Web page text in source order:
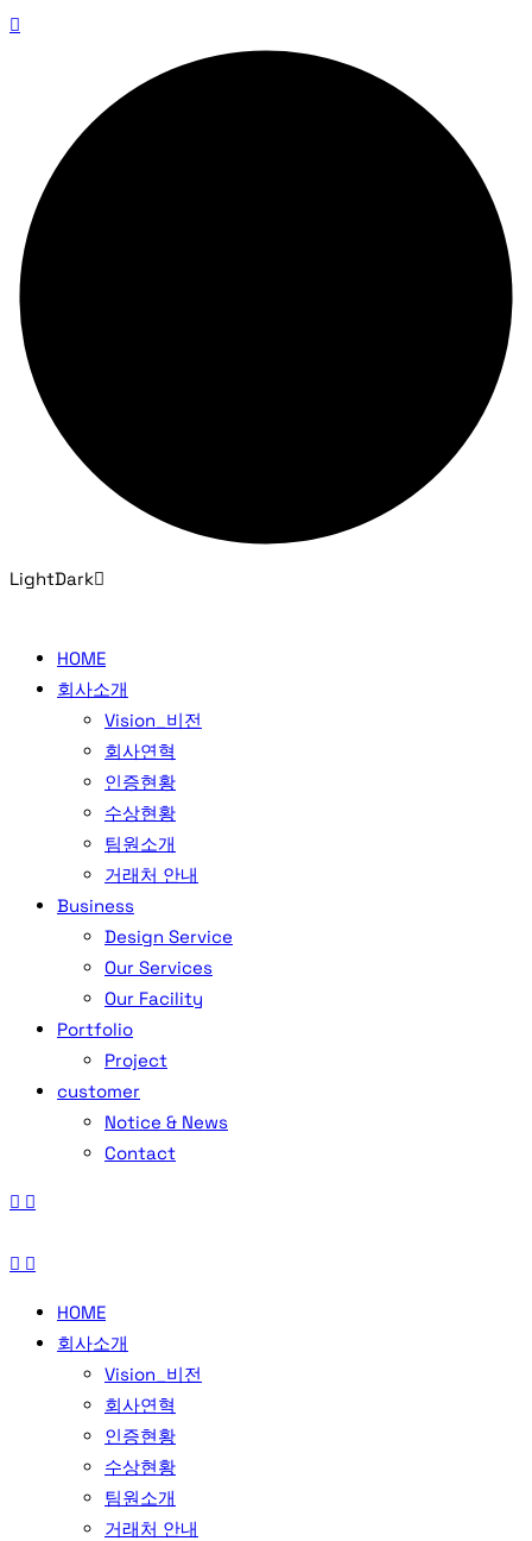
LightDark
HOME
회사소개
Vision_비전
회사연혁
인증현황
수상현황
팀원소개
거래처 안내
Business
Design Service
Our Services
Our Facility
Portfolio
Project
customer
Notice & News
Contact
HOME
회사소개
Vision_비전
회사연혁
인증현황
수상현황
팀원소개
거래처 안내